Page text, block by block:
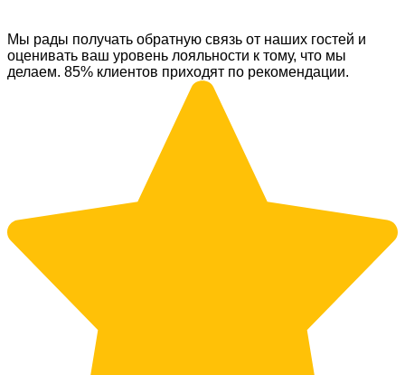
Мы рады получать обратную связь от наших гостей и
оценивать ваш уровень лояльности к тому, что мы
делаем. 85% клиентов приходят по рекомендации.